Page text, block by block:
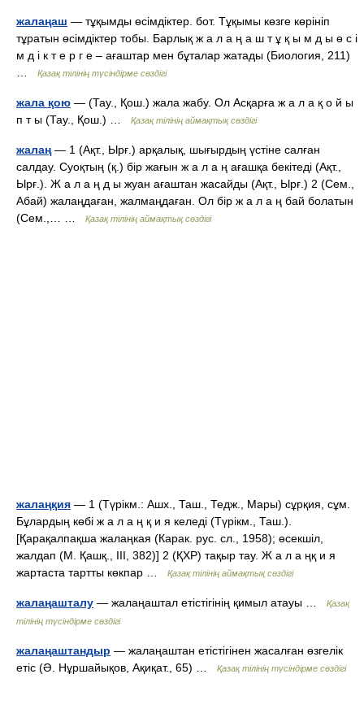
жалаңаш — тұқымды өсімдіктер. бот. Тұқымы көзге көрініп
тұратын өсімдіктер тобы. Барлық ж а л а ң а ш т ұ қ ы м д ы ө с і
м д і к т е р г е – ағаштар мен бұталар жатады (Биология, 211)
Қазақ тілінің түсіндірме сөздігі
жала қою — (Тау., Қош.) жала жабу. Ол Асқарға ж а л а қ о й ы
п т ы (Тау., Қош.) …
Қазақ тілінің аймақтық сөздігі
жалаң — 1 (Ақт., Ырғ.) арқалық, шығырдың үстіне салған
салдау. Суоқтың (қ.) бір жағын ж а л а ң ағашқа бекітеді (Ақт.,
Ырғ.). Ж а л а ң д ы жуан ағаштан жасайды (Ақт., Ырғ.) 2 (Сем.,
Абай) жалаңдаған, жалмаңдаған. Ол бір ж а л а ң бай болатын
(Сем.,… …
Қазақ тілінің аймақтық сөздігі
жалаңқия — 1 (Түрікм.: Ашх., Таш., Тедж., Мары) сұрқия, сұм.
Бұлардың көбі ж а л а ң қ и я келеді (Түрікм., Таш.).
[Қарақалпақша жалаңкая (Карак. рус. сл., 1958); өсекшіл,
жалдап (М. Қашқ., III, 382)] 2 (ҚХР) тақыр тау. Ж а л а ңқ и я
жартаста тартты көкпар …
Қазақ тілінің аймақтық сөздігі
жалаңашталу — жалаңаштал етістігінің қимыл атауы …
Қазақ
тілінің түсіндірме сөздігі
жалаңаштандыр — жалаңаштан етістігінен жасалған өзгелік
етіс (Ә. Нұршайықов, Ақиқат., 65) …
Қазақ тілінің түсіндірме сөздігі